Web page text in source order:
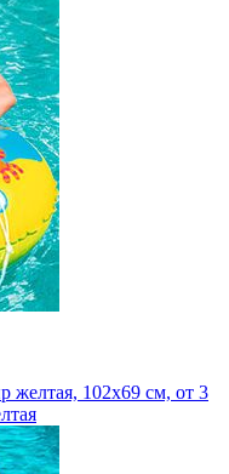
желтая, 102х69 см, от 3